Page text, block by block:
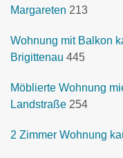
Margareten 213
Wohnung mit Balkon
Brigittenau 445
Möblierte Wohnung
Landstraße 254
2 Zimmer Wohnung